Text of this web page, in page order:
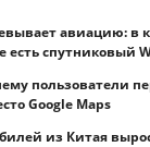
авиацию: в
спутниковый
пользователи
Google Maps
из Китая